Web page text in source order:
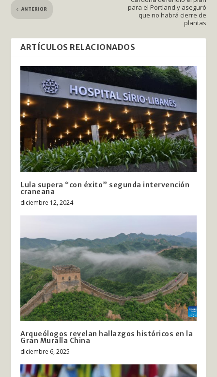
ANTERIOR
para el Portland y aseguró
que no habrá cierre de
plantas
ARTÍCULOS RELACIONADOS
Lula supera “con éxito” segunda intervención
craneana
diciembre 12, 2024
Arqueólogos revelan hallazgos históricos en la
Gran Muralla China
diciembre 6, 2025